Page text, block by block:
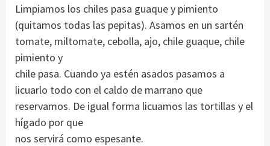
Limpiamos los chiles pasa guaque y pimiento
(quitamos todas las pepitas). Asamos en un sartén
tomate, miltomate, cebolla, ajo, chile guaque, chile
pimiento y
chile pasa. Cuando ya estén asados pasamos a
licuarlo todo con el caldo de marrano que
reservamos. De igual forma licuamos las tortillas y el
hígado por que
nos servirá como espesante.